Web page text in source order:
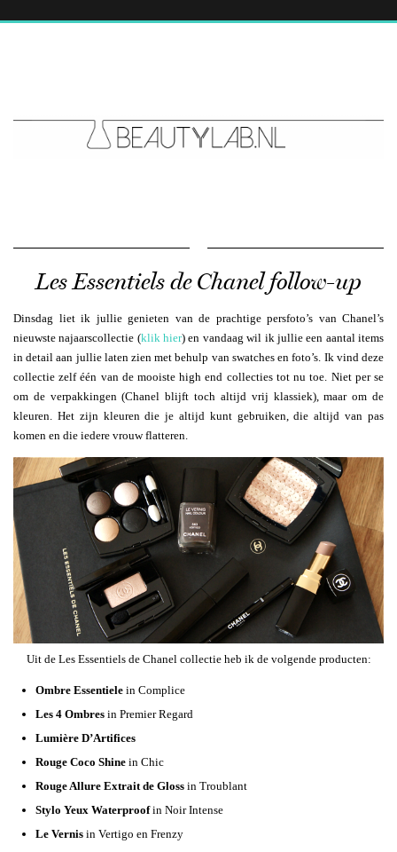
Les Essentiels de Chanel follow-up
Dinsdag liet ik jullie genieten van de prachtige persfoto’s van Chanel’s
nieuwste najaarscollectie (klik hier) en vandaag wil ik jullie een aantal items
in detail aan jullie laten zien met behulp van swatches en foto’s. Ik vind deze
collectie zelf één van de mooiste high end collecties tot nu toe. Niet per se
om de verpakkingen (Chanel blijft toch altijd vrij klassiek), maar om de
kleuren. Het zijn kleuren die je altijd kunt gebruiken, die altijd van pas
komen en die iedere vrouw flatteren.
Uit de Les Essentiels de Chanel collectie heb ik de volgende producten:
Ombre Essentiele in Complice
Les 4 Ombres in Premier Regard
Lumière D’Artifices
Rouge Coco Shine in Chic
Rouge Allure Extrait de Gloss in Troublant
Stylo Yeux Waterproofin Noir Intense
Le Vernis in Vertigo en Frenzy